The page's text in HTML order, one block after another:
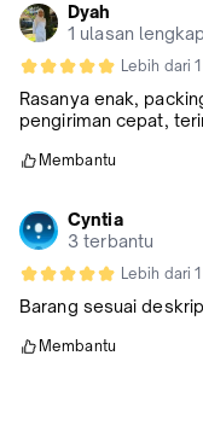
Dyah
1 ulasan lengkap
Lebih dari
Rasanya enak,
pengiriman cepat,
Membantu
Cyntia
3 terbantu
Lebih dari
Barang sesuai
Membantu